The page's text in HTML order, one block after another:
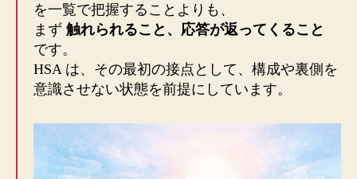
を一覧で把握することよりも、
まず 触れられること、応答が返ってくること
です。
HSA は、その最初の接点として、構成や裏側を
意識させない状態を前提にしています。